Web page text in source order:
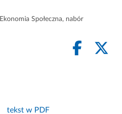
Ekonomia Społeczna, nabór
tekst w PDF